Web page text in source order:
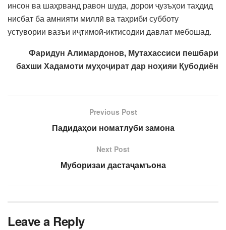
инсон ва шаҳрванд равон шуда, дорои ҷузъҳои таҳдид
нисбат ба амнияти миллӣ ва таҳриби субботу
устувории вазъи иҷтимоӣ-иктисодии давлат мебошад.
Фаридун Алимардонов, Мутахассиси пешбари
бахши Хадамоти муҳоҷират дар ноҳияи Қубодиён
Previous Post
Падидаҳои номатлуби замона
Next Post
Муборизаи дастаҷамъона
Leave a Reply